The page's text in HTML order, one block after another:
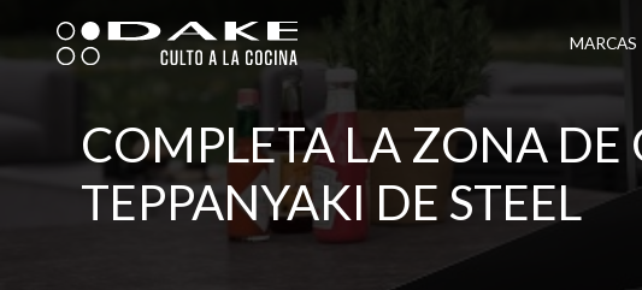
contenido
MARCAS
COMPLETA LA ZONA
TEPPANYAKI DE STEEL